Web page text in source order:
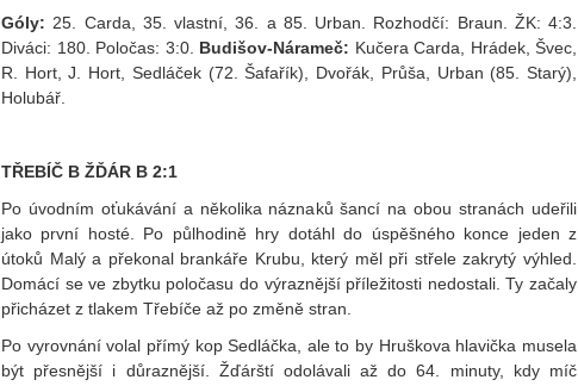
Góly: 25. Carda, 35. vlastní, 36. a 85. Urban. Rozhodčí: Braun. ŽK: 4:3.
Diváci: 180. Poločas: 3:0. Budišov-Nárameč: Kučera Carda, Hrádek, Švec,
R. Hort, J. Hort, Sedláček (72. Šafařík), Dvořák, Průša, Urban (85. Starý),
Holubář.
TŘEBÍČ B ŽĎÁR B 2:1
Po úvodním oťukávání a několika náznaků šancí na obou stranách udeřili
jako první hosté. Po půlhodině hry dotáhl do úspěšného konce jeden z
útoků Malý a překonal brankáře Krubu, který měl při střele zakrytý výhled.
Domácí se ve zbytku poločasu do výraznější příležitosti nedostali. Ty začaly
přicházet z tlakem Třebíče až po změně stran.
Po vyrovnání volal přímý kop Sedláčka, ale to by Hruškova hlavička musela
být přesnější i důraznější. Žďárští odolávali až do 64. minuty, kdy míč